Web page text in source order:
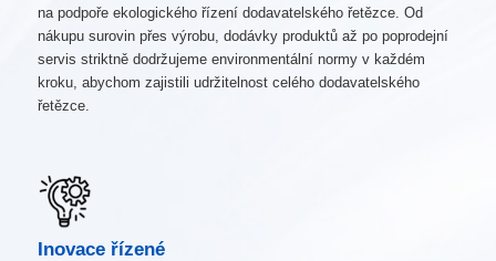
na podpoře ekologického řízení dodavatelského řetězce. Od
nákupu surovin přes výrobu, dodávky produktů až po poprodejní
servis striktně dodržujeme environmentální normy v každém
kroku, abychom zajistili udržitelnost celého dodavatelského
řetězce.
Inovace řízené